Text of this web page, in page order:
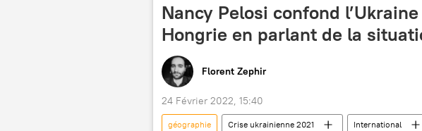
Nancy Pelosi confond
Hongrie en parlant de la
Florent Zephir
24 Février 2022, 15:40
géographie Crise ukrainienne 2021 International